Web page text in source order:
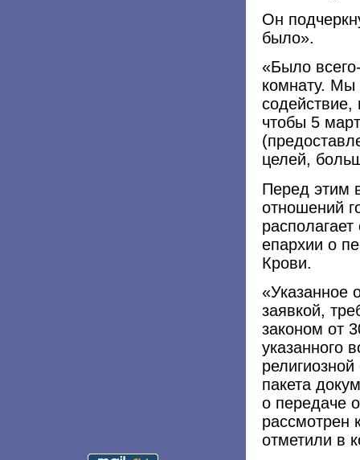
Он
было».
«Было
комнату. Мы
содействие,
чтобы 5
целей,
Перед этим
отношений
епархии о
Крови.
«Указанное
заявкой,
законом от
указанного
пакета
о передаче
рассмотрен
отметили в